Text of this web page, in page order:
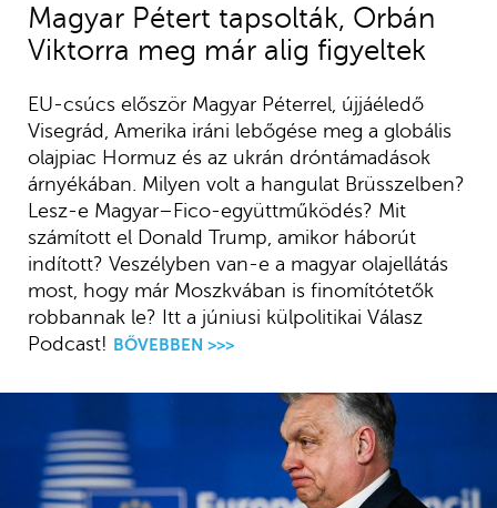
Magyar Pétert tapsolták, Orbán
Viktorra meg már alig figyeltek
EU-csúcs először Magyar Péterrel, újjáéledő
Visegrád, Amerika iráni lebőgése meg a globális
olajpiac Hormuz és az ukrán dróntámadások
árnyékában. Milyen volt a hangulat Brüsszelben?
Lesz-e Magyar–Fico-együttműködés? Mit
számított el Donald Trump, amikor háborút
indított? Veszélyben van-e a magyar olajellátás
most, hogy már Moszkvában is finomítótetők
robbannak le? Itt a júniusi külpolitikai Válasz
Podcast!
BŐVEBBEN >>>